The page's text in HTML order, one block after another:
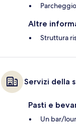
Altre
Struttura
Servizi della
Pasti e
Un bar/